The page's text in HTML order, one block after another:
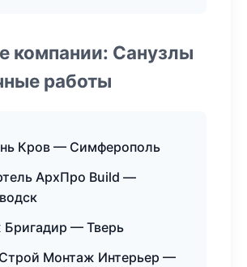
компании: Санузлы
работы
Кров — Симферополь
АрхПро Build —
— Тверь
Монтаж Интерьер —